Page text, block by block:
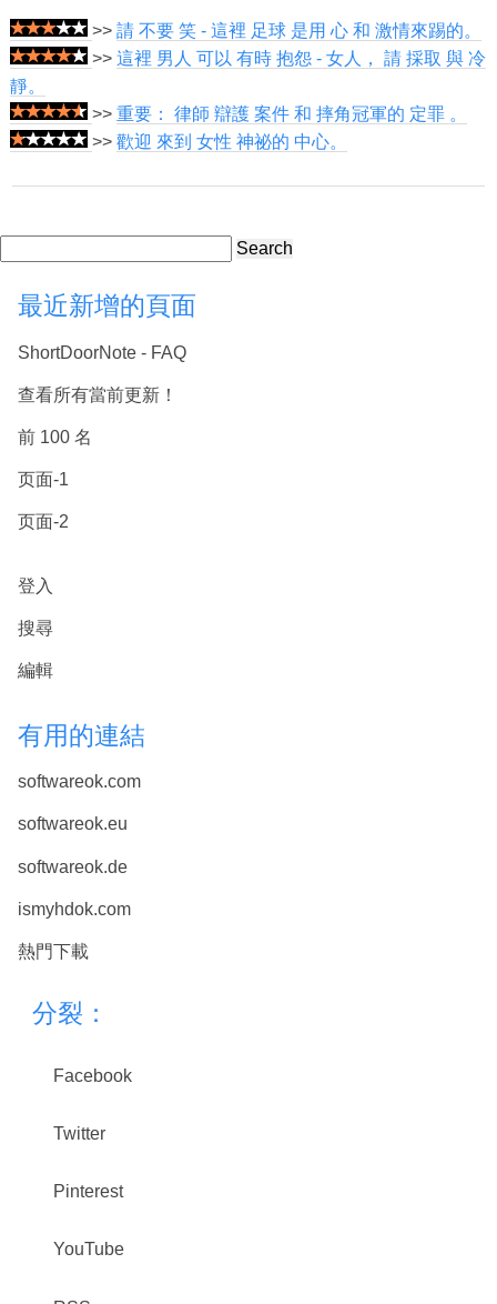
>> 請 不要 笑 - 這裡 足球 是用 心 和 激情來踢的。
>> 這裡 男人 可以 有時 抱怨 - 女人， 請 採取 與 冷
靜。
>> 重要： 律師 辯護 案件 和 摔角冠軍的 定罪 。
>> 歡迎 來到 女性 神祕的 中心。
Search
最近新增的頁面
ShortDoorNote - FAQ
查看所有當前更新！
前 100 名
页面-1
页面-2
登入
搜尋
編輯
有用的連結
softwareok.com
softwareok.eu
softwareok.de
ismyhdok.com
熱門下載
分裂：
Facebook
Twitter
Pinterest
YouTube